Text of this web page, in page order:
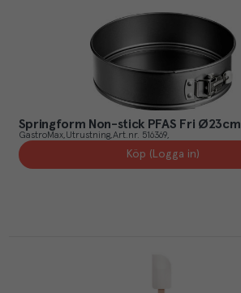
Springform Non-stick PFAS Fri Ø23cm
GastroMax Utrustning Art.nr. 516369
Köp (Logga in)